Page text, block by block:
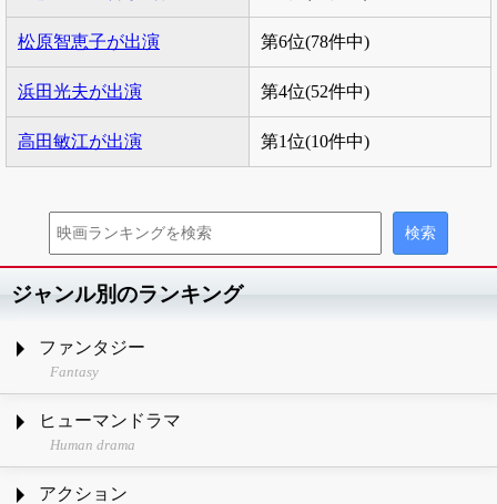
松原智恵子が出演 第6位(78件中)
浜田光夫が出演 第4位(52件中)
高田敏江が出演 第1位(10件中)
ジャンル別のランキング
ファンタジー
Fantasy
ヒューマンドラマ
Human drama
アクション